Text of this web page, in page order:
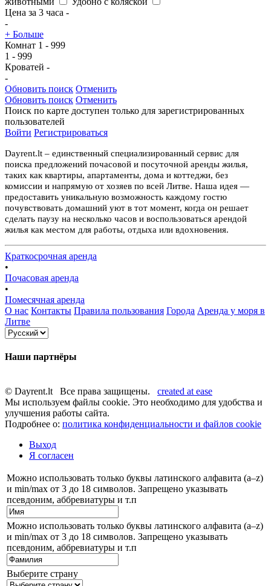
Цена за 3 часа -
-
+ Больше
Комнат 1 - 999
1 - 999
Кроватей -
-
Обновить поиск Отменить
Обновить поиск Отменить
Поиск по карте доступен только для зарегистрированных
пользователей
Войти Регистрироваться
Dayrent.lt – единственный специализированный сервис для
поиска предложений почасовой и посуточной аренды жилья,
таких как квартиры, апартаменты, дома и коттеджи, без
комиссии и напрямую от хозяев по всей Литве. Наша идея —
предоставить уникальную возможность каждому гостю
почувствовать домашний уют в тот момент, когда он решает
сделать паузу на несколько часов и воспользоваться арендой
жилья как местом для работы, отдыха или вдохновения.
Краткосрочная аренда
•
Почасовая аренда
•
Помесячная аренда
О нас Контакты Правила пользования Города Аренда у моря в
Литве
Наши партнёры
© Dayrent.lt Все права защищены. created at ease
Мы используем файлы cookie. Это необходимо для удобства и
улучшения работы сайта.
Подробнее о: политика конфиденциальности и файлов cookie
Выход
Я согласен
Можно использовать только буквы латинского алфавита (a–z)
и min/max от 3 до 18 символов. Запрещено указывать
псевдоним, аббревиатуры и т.п
Можно использовать только буквы латинского алфавита (a–z)
и min/max от 3 до 18 символов. Запрещено указывать
псевдоним, аббревиатуры и т.п
Выберите страну